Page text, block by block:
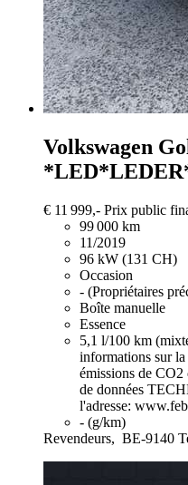
Volkswagen
€ 11 999,- Prix public
99 000 km
11/2019
96 kW (131 CH)
Occasion
- (Propriétaires
Boîte manuelle
Essence
5,1 l/100 km
informations sur
émissions de CO2
de données
l'adresse:
- (g/km)
Revendeurs, BE-9140